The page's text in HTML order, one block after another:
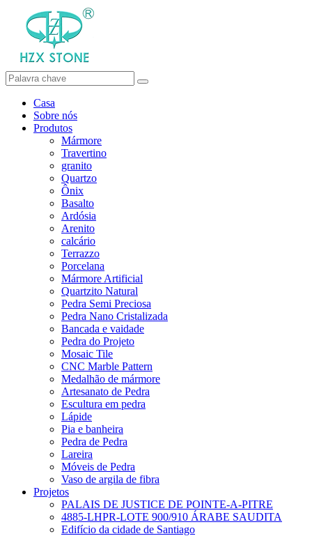
Casa
Sobre nós
Produtos
Mármore
Travertino
granito
Quartzo
Ônix
Basalto
Ardósia
Arenito
calcário
Terrazzo
Porcelana
Mármore Artificial
Quartzito Natural
Pedra Semi Preciosa
Pedra Nano Cristalizada
Bancada e vaidade
Pedra do Projeto
Mosaic Tile
CNC Marble Pattern
Medalhão de mármore
Artesanato de Pedra
Escultura em pedra
Lápide
Pia e banheira
Pedra de Pedra
Lareira
Móveis de Pedra
Vaso de argila de fibra
Projetos
PALAIS DE JUSTICE DE POINTE-A-PITRE
4885-LHPR-LOTE 900/910 ÁRABE SAUDITA
Edifício da cidade de Santiago